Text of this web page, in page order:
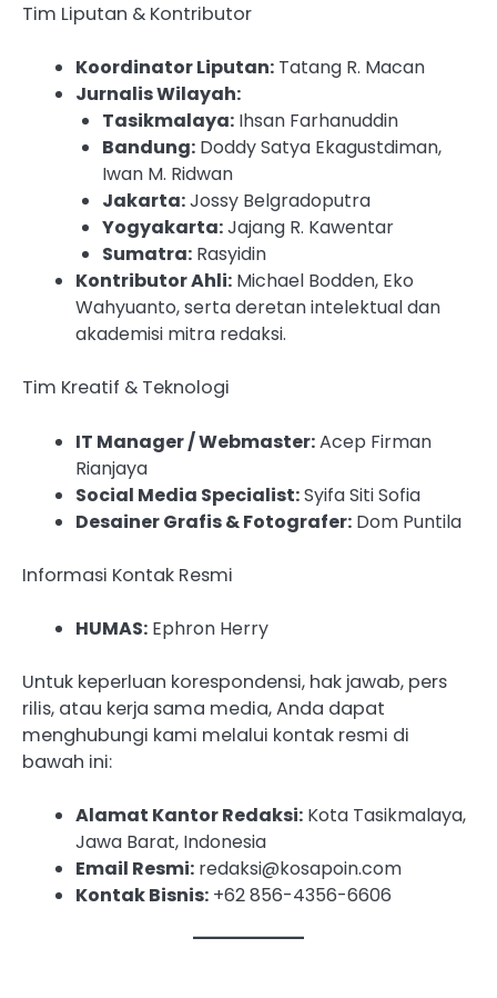
Tim Liputan & Kontributor
Koordinator Liputan: Tatang R. Macan
Jurnalis Wilayah:
Tasikmalaya: Ihsan Farhanuddin
Bandung: Doddy Satya Ekagustdiman,
Iwan M. Ridwan
Jakarta:Jossy Belgradoputra
Yogyakarta:Jajang R. Kawentar
Sumatra: Rasyidin
Kontributor Ahli: Michael Bodden, Eko
Wahyuanto, serta deretan intelektual dan
akademisi mitra redaksi.
Tim Kreatif & Teknologi
IT Manager / Webmaster:Acep Firman
Rianjaya
Social Media Specialist:Syifa Siti Sofia
Desainer Grafis & Fotografer: Dom Puntila
Informasi Kontak Resmi
HUMAS: Ephron Herry
Untuk keperluan korespondensi, hak jawab, pers
rilis, atau kerja sama media, Anda dapat
menghubungi kami melalui kontak resmi di
bawah ini:
Alamat Kantor Redaksi: Kota Tasikmalaya,
Jawa Barat, Indonesia
Email Resmi: redaksi@kosapoin.com
Kontak Bisnis: +62 856-4356-6606